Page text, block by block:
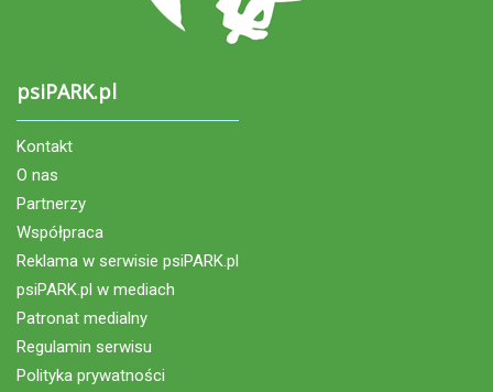
psiPARK.pl
Kontakt
O nas
Partnerzy
Współpraca
Reklama w serwisie psiPARK.pl
psiPARK.pl w mediach
Patronat medialny
Regulamin serwisu
Polityka prywatności